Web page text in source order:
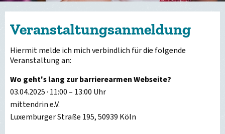
Veranstaltungsanmeldung
Hiermit melde ich mich verbindlich für die folgende
Veranstaltung an:
Wo geht's lang zur barrierearmen Webseite?
03.04.2025 · 11:00 – 13:00 Uhr
mittendrin e.V.
Luxemburger Straße 195, 50939 Köln